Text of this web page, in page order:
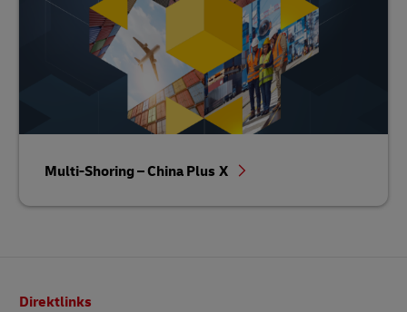
Multi-Shoring – China Plus X
Direktlinks